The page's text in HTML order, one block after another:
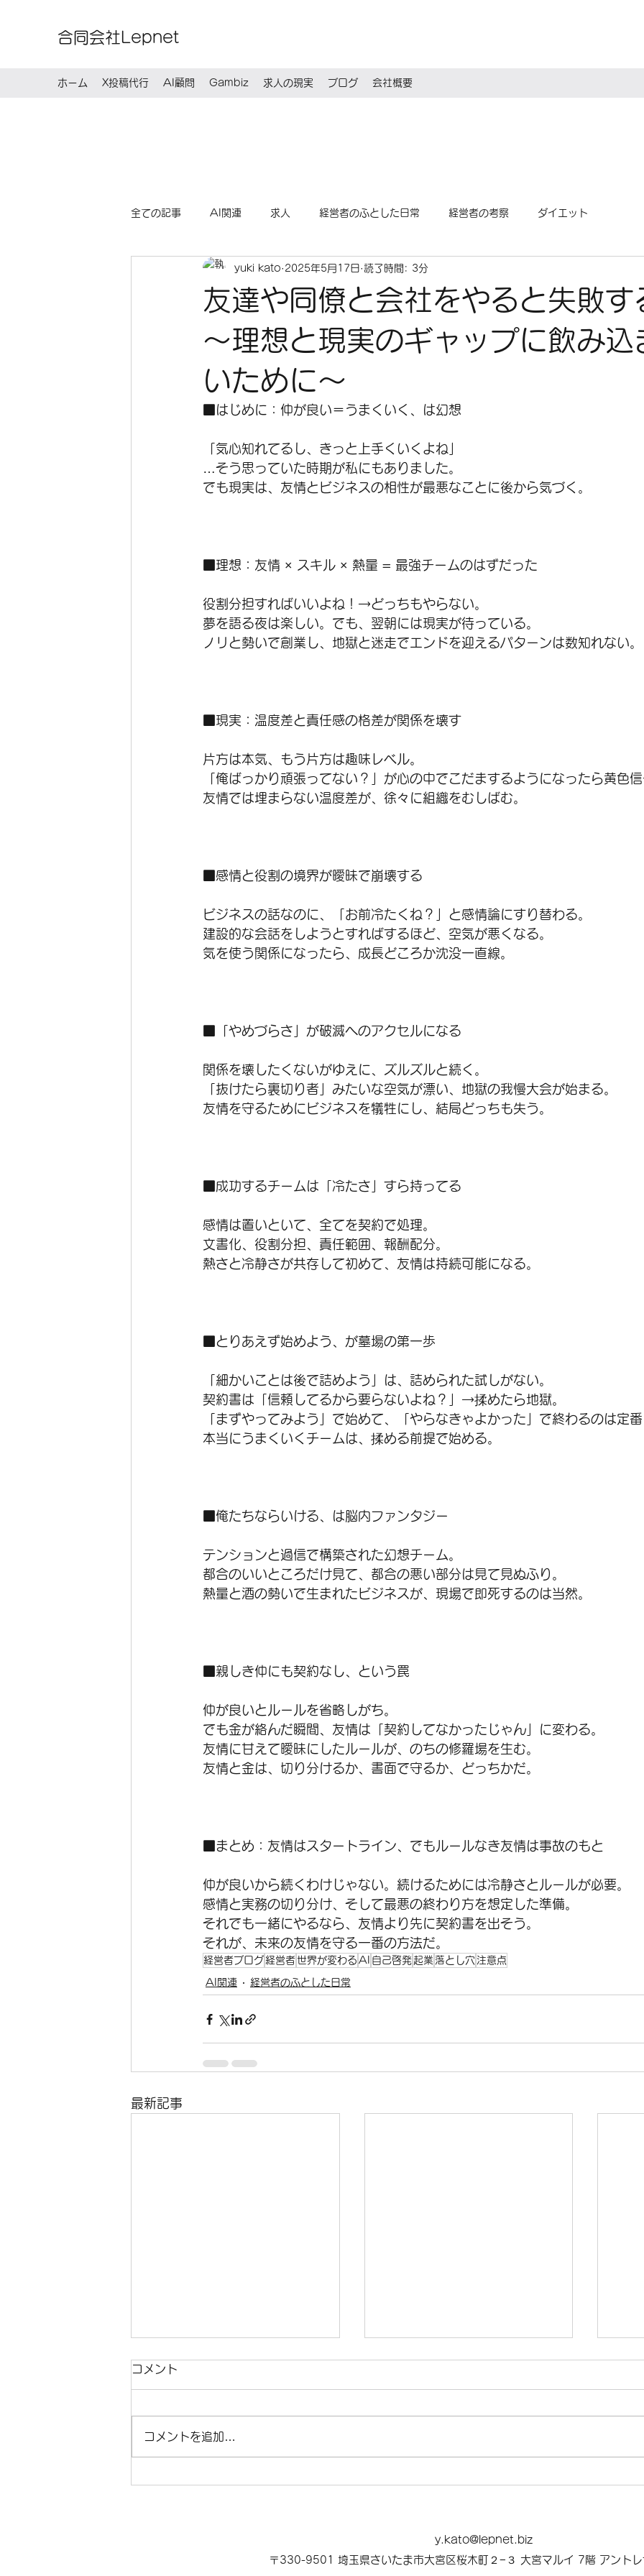
合同会社Lepnet
ホーム X投稿代行 AI顧問 Gambiz 求人の現実 ブログ 会社概要
全ての記事 AI関連 求人 経営者のふとした日常 経営者の考察 ダイエット
友達や同僚と会社をやると失敗す
〜理想と現実のギャップに飲み込
いために〜
yuki kato 2025年5月17日 読了時間: 3分
■はじめに：仲が良い＝うまくいく、は幻想
「気心知れてるし、きっと上手くいくよね」
…そう思っていた時期が私にもありました。
でも現実は、友情とビジネスの相性が最悪なことに後から気づく。
■理想：友情 × スキル × 熱量 = 最強チームのはずだった
役割分担すればいいよね！→どっちもやらない。
夢を語る夜は楽しい。でも、翌朝には現実が待っている。
ノリと勢いで創業し、地獄と迷走でエンドを迎えるパターンは数知れない。
■現実：温度差と責任感の格差が関係を壊す
片方は本気、もう片方は趣味レベル。
「俺ばっかり頑張ってない？」が心の中でこだまするようになったら黄色
友情では埋まらない温度差が、徐々に組織をむしばむ。
■感情と役割の境界が曖昧で崩壊する
ビジネスの話なのに、「お前冷たくね？」と感情論にすり替わる。
建設的な会話をしようとすればするほど、空気が悪くなる。
気を使う関係になったら、成長どころか沈没一直線。
■「やめづらさ」が破滅へのアクセルになる
関係を壊したくないがゆえに、ズルズルと続く。
「抜けたら裏切り者」みたいな空気が漂い、地獄の我慢大会が始まる。
友情を守るためにビジネスを犠牲にし、結局どっちも失う。
■成功するチームは「冷たさ」すら持ってる
感情は置いといて、全てを契約で処理。
文書化、役割分担、責任範囲、報酬配分。
熱さと冷静さが共存して初めて、友情は持続可能になる。
■とりあえず始めよう、が墓場の第一歩
「細かいことは後で詰めよう」は、詰められた試しがない。
契約書は「信頼してるから要らないよね？」→揉めたら地獄。
「まずやってみよう」で始めて、「やらなきゃよかった」で終わるのは定
本当にうまくいくチームは、揉める前提で始める。
■俺たちならいける、は脳内ファンタジー
テンションと過信で構築された幻想チーム。
都合のいいところだけ見て、都合の悪い部分は見て見ぬふり。
熱量と酒の勢いで生まれたビジネスが、現場で即死するのは当然。
■親しき仲にも契約なし、という罠
仲が良いとルールを省略しがち。
でも金が絡んだ瞬間、友情は「契約してなかったじゃん」に変わる。
友情に甘えて曖昧にしたルールが、のちの修羅場を生む。
友情と金は、切り分けるか、書面で守るか、どっちかだ。
■まとめ：友情はスタートライン、でもルールなき友情は事故のもと
仲が良いから続くわけじゃない。続けるためには冷静さとルールが必要。
感情と実務の切り分け、そして最悪の終わり方を想定した準備。
それでも一緒にやるなら、友情より先に契約書を出そう。
それが、未来の友情を守る一番の方法だ。
経営者ブログ 経営者 世界が変わる AI 自己啓発 起業 落とし穴 注意点
AI関連 経営者のふとした日常
最新記事
AIは最強の武器。でも使いこ
選挙に行っても社会は変わら
えてみた。 変わるのは、社会
じゃなくて自分の中かもしれ
コメント
コメントを追加…
y.kato@lepnet.biz
〒330-9501 埼玉県さいたま市大宮区桜木町２−３ 大宮マルイ 7階 アントレ